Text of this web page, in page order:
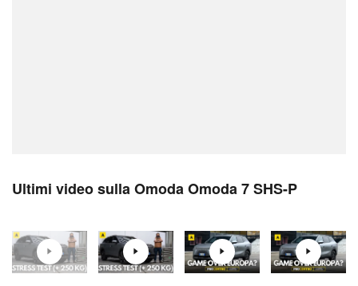
Ultimi video sulla Omoda Omoda 7 SHS-P